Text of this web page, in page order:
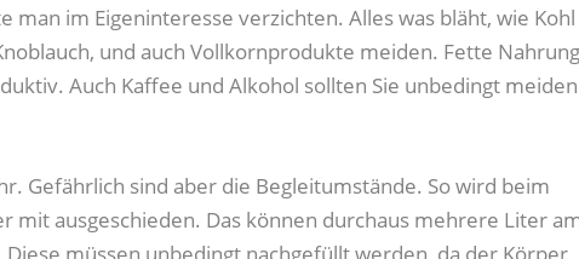
man im Eigeninteresse verzichten. Alles was bläht, wie Kohl
und auch Vollkornprodukte meiden. Fette
Auch Kaffee und Alkohol sollten Sie unbedingt
Gefährlich sind aber die Begleitumstände. So wird beim
mit ausgeschieden. Das können durchaus mehrere Liter